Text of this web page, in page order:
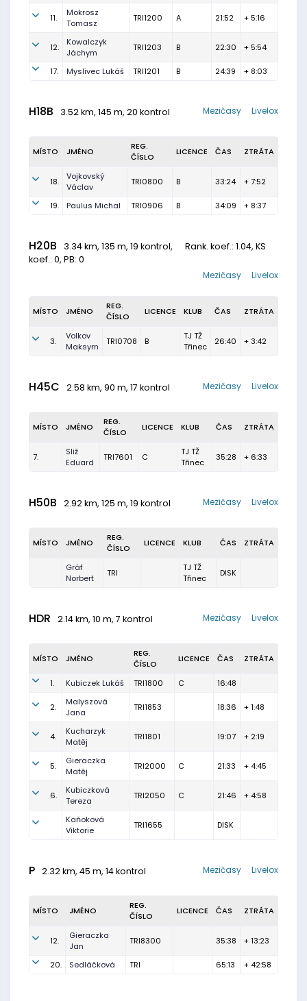
11.
Mokrosz
Tomasz
TRI1200 A 21:52 + 5:16
12.
Kowalczyk
Jáchym
TRI1203 B 22:30 + 5:54
17. Myslivec Lukáš TRI1201 B 24:39 + 8:03
H18B 3.52 km, 145 m, 20 kontrol Livelox
Mezičasy
MÍSTO JMÉNO
REG.
ČÍSLO
LICENCE ČAS ZTRÁTA
18.
Vojkovský
Václav
TRI0800 B 33:24 + 7:52
19. Paulus Michal TRI0906 B 34:09 + 8:37
H20B 3.34 km, 135 m, 19 kontrol, Rank. koef.: 1.04, KS
koef.: 0, PB: 0
Livelox
Mezičasy
MÍSTO JMÉNO
REG.
ČÍSLO
LICENCE KLUB ČAS ZTRÁTA
3.
Volkov
Maksym
TRI0708 B
TJ TŽ
Třinec
26:40 + 3:42
H45C 2.58 km, 90 m, 17 kontrol Livelox
Mezičasy
MÍSTO JMÉNO
REG.
ČÍSLO
LICENCE KLUB ČAS ZTRÁTA
7.
Sliž
Eduard
TRI7601 C
TJ TŽ
Třinec
35:28 + 6:33
H50B 2.92 km, 125 m, 19 kontrol Livelox
Mezičasy
MÍSTO JMÉNO
REG.
ČÍSLO
LICENCE KLUB ČAS ZTRÁTA
Gráf
Norbert
TRI
TJ TŽ
Třinec
DISK
HDR 2.14 km, 10 m, 7 kontrol Livelox
Mezičasy
MÍSTO JMÉNO
REG.
ČÍSLO
LICENCE ČAS ZTRÁTA
1. Kubiczek Lukáš TRI1800 C 16:48
2.
Malyszová
Jana
TRI1853 18:36 + 1:48
4.
Kucharzyk
Matěj
TRI1801 19:07 + 2:19
5.
Gieraczka
Matěj
TRI2000 C 21:33 + 4:45
6.
Kubiczková
Tereza
TRI2050 C 21:46 + 4:58
Kaňoková
Viktorie
TRI1655 DISK
P 2.32 km, 45 m, 14 kontrol Livelox
Mezičasy
MÍSTO JMÉNO
REG.
ČÍSLO
LICENCE ČAS ZTRÁTA
12.
Gieraczka
Jan
TRI8300 35:38 + 13:23
20. Sedláčková TRI 65:13 + 42:58